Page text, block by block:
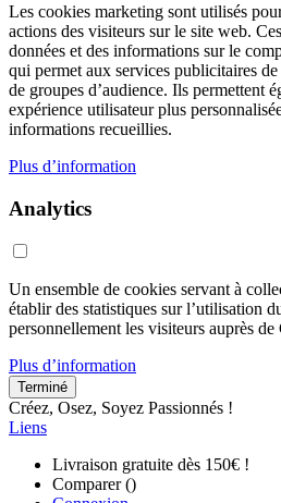
Les cookies marketing sont utilisés
actions des visiteurs sur le site web.
données et des informations sur le
qui permet aux services publicitaires
de groupes d’audience. Ils permettent
expérience utilisateur plus
informations recueillies.
Plus d’information
Analytics
Un ensemble de cookies servant à
établir des statistiques sur l’utilisation
personnellement les visiteurs auprès de
Plus d’information
Terminé
Créez, Osez, Soyez Passionnés !
Liens
Livraison gratuite dès 150€ !
Comparer ()